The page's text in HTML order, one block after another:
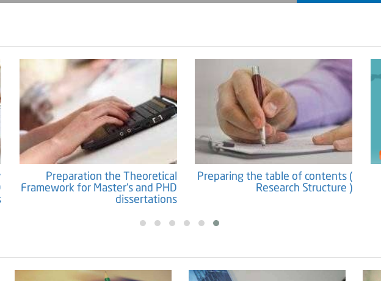
Preparing the table of contents (
Research Structure )
Preparation the Theoretical
Framework for Master's and PHD
dissertations